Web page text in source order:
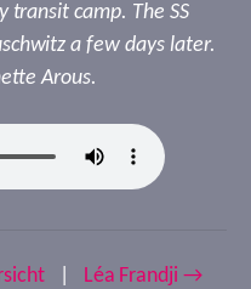
transit camp. The SS
a few days later.
Arous.
Léa Frandji →